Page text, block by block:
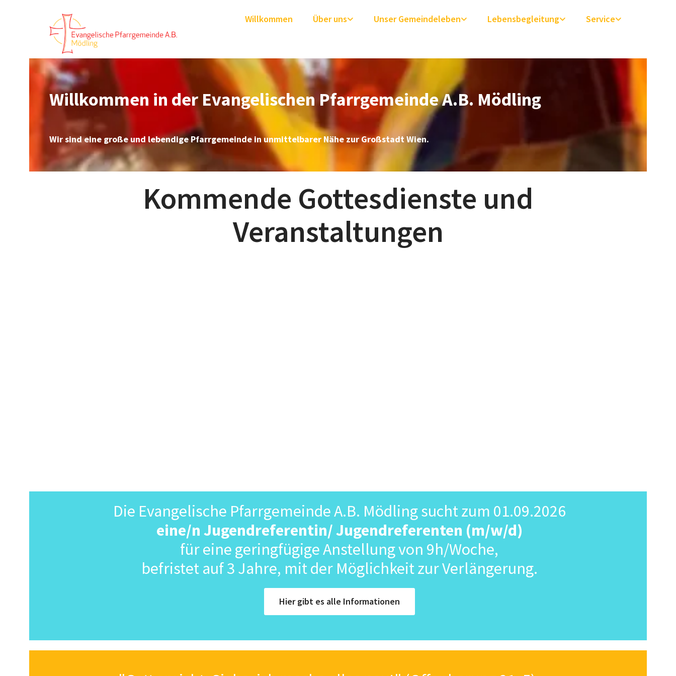
Willkommen Über uns Unser Gemeindeleben Lebensbegleitung Service
Willkommen in der Evangelischen Pfarrgemeinde A.B. Mödling
Wir sind eine große und lebendige Pfarrgemeinde in unmittelbarer Nähe zur Großstadt Wien.
Kommende Gottesdienste und
Veranstaltungen
Die Evangelische Pfarrgemeinde A.B. Mödling sucht zum 01.09.2026
eine/n Jugendreferentin/ Jugendreferenten (m/w/d)
für eine geringfügige Anstellung von 9h/Woche,
befristet auf 3 Jahre, mit der Möglichkeit zur Verlängerung.
Hier gibt es alle Informationen